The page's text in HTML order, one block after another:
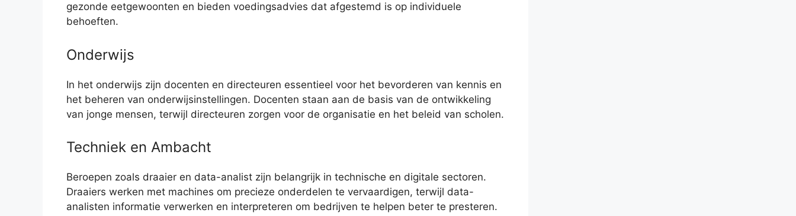
gezonde eetgewoonten en bieden voedingsadvies dat afgestemd is op individuele
behoeften.
Onderwijs
In het onderwijs zijn docenten en directeuren essentieel voor het bevorderen van kennis en
het beheren van onderwijsinstellingen. Docenten staan aan de basis van de ontwikkeling
van jonge mensen, terwijl directeuren zorgen voor de organisatie en het beleid van scholen.
Techniek en Ambacht
Beroepen zoals draaier en data-analist zijn belangrijk in technische en digitale sectoren.
Draaiers werken met machines om precieze onderdelen te vervaardigen, terwijl data-
analisten informatie verwerken en interpreteren om bedrijven te helpen beter te presteren.